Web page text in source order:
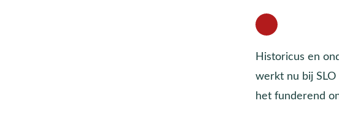
Historicus en
werkt nu bij
het funderend